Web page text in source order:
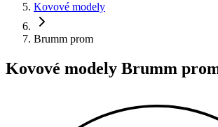
Kovové modely
Brumm prom
Kovové modely Brumm